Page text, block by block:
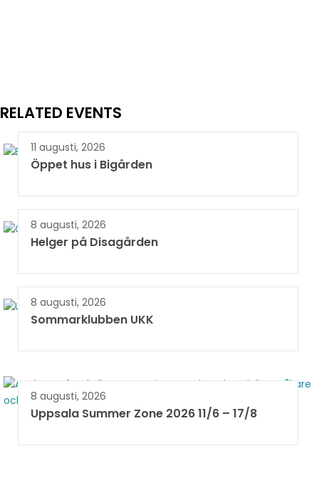
RELATED EVENTS
11 augusti, 2026
Öppet hus i Bigården
8 augusti, 2026
Helger på Disagården
8 augusti, 2026
Sommarklubben UKK
8 augusti, 2026
Uppsala Summer Zone 2026 11/6 – 17/8 ​